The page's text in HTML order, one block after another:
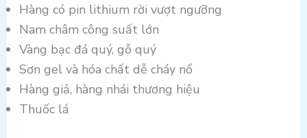
Hàng có pin lithium rời vượt ngưỡng
Nam châm công suất lớn
Vàng bạc đá quý, gỗ quý
Sơn gel và hóa chất dễ cháy nổ
Hàng giả, hàng nhái thương hiệu
Thuốc lá